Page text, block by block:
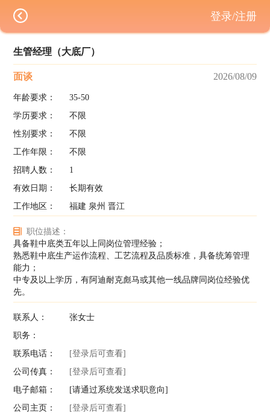
生管经理（大底厂）
面谈 2026/08/09
年龄要求：
35-50
学历要求：
不限
性别要求：
不限
工作年限：
不限
招聘人数：
1
有效日期：
长期有效
工作地区：
福建 泉州 晋江
职位描述：
具备鞋中底类五年以上同岗位管理经验；
熟悉鞋中底生产运作流程、工艺流程及品质标准，具备统筹管理
能力；
中专及以上学历，有阿迪耐克彪马或其他一线品牌同岗位经验优
先。
联系人：
张女士
职务：
联系电话：
[登录后可查看]
公司传真：
[登录后可查看]
电子邮箱：
[请通过系统发送求职意向]
公司主页：
[登录后可查看]
登录/注册